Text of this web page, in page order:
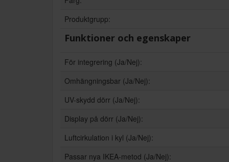
Produktgrupp:
Funktioner och egenskaper
För integrering (Ja/Nej):
Omhängningsbar (Ja/Nej):
UV-skydd dörr (Ja/Nej):
Display på dörr (Ja/Nej):
Luftcirkulation i kyl (Ja/Nej):
Passar nya IKEA-metod (Ja/Nej):